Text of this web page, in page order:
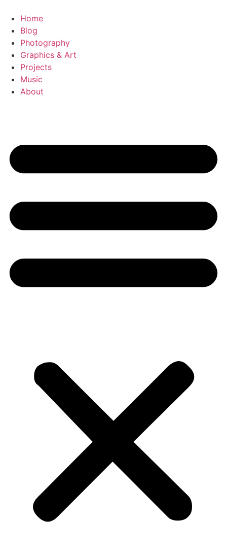
indhold
Home
Blog
Photography
Graphics & Art
Projects
Music
About